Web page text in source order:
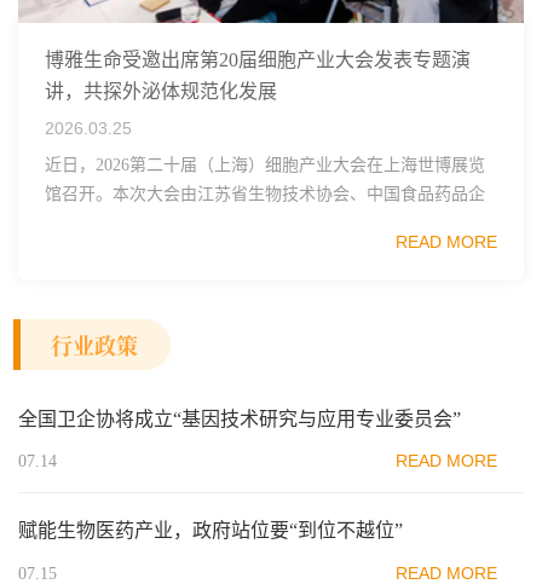
博雅生命受邀出席第20届细胞产业大会发表专题演
讲，共探外泌体规范化发展
2026.03.25
近日，2026第二十届（上海）细胞产业大会在上海世博展览
馆召开。本次大会由江苏省生物技术协会、中国食品药品企
范区生物医药行业协会、瑞士日内瓦长寿科学...
READ MORE
行业政策
全国卫企协将成立“基因技术研究与应用专业委员会”
07.14 READ MORE
赋能生物医药产业，政府站位要“到位不越位”
07.15 READ MORE